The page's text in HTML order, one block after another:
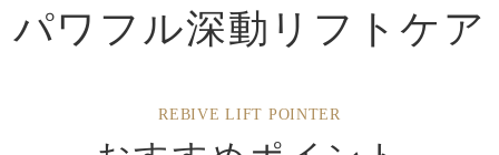
パワフル深動リフトケア
REBIVE LIFT POINTER